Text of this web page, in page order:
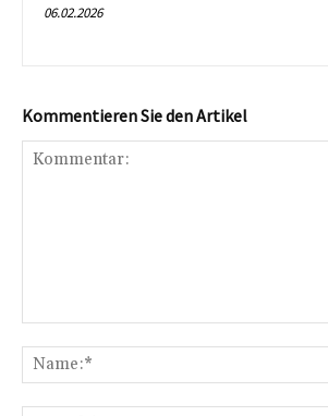
06.02.2026
Kommentieren Sie den Artikel